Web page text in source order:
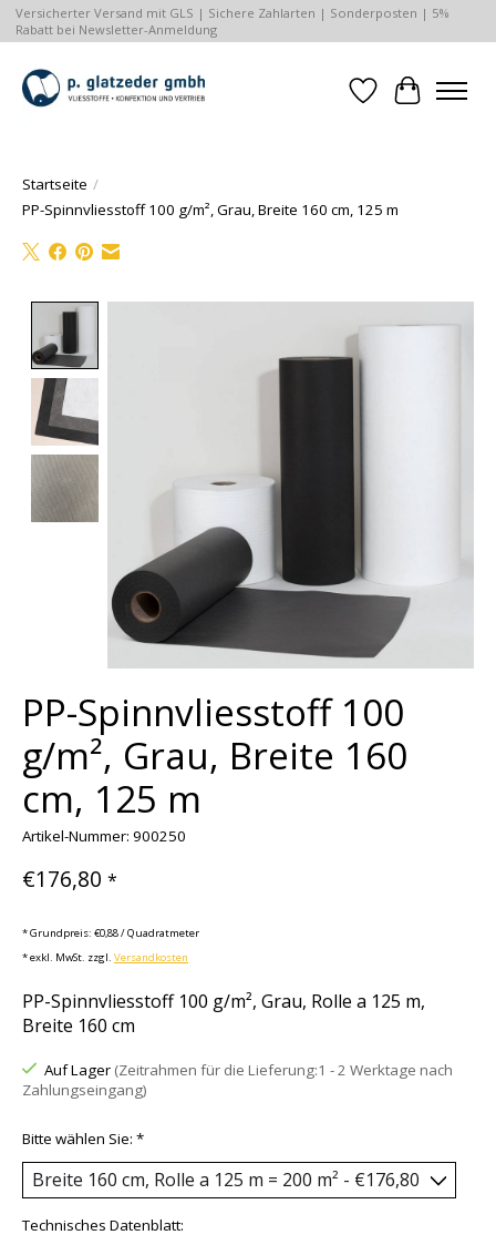
Versicherter Versand mit GLS | Sichere Zahlarten | Sonderposten | 5%
Rabatt bei Newsletter-Anmeldung
Wunschzettel
Ihr
Startseite /
PP-Spinnvliesstoff 100 g/m², Grau, Breite 160 cm, 125 m
PP-Spinnvliesstoff 100
g/m², Grau, Breite 160
cm, 125 m
Artikel-Nummer: 900250
€176,80 *
* Grundpreis: €0,88 / Quadratmeter
* exkl. MwSt. zzgl. Versandkosten
PP-Spinnvliesstoff 100 g/m², Grau, Rolle a 125 m,
Breite 160 cm
Auf Lager (Zeitrahmen für die Lieferung:1 - 2 Werktage nach
Zahlungseingang)
Bitte wählen Sie: *
Technisches Datenblatt: